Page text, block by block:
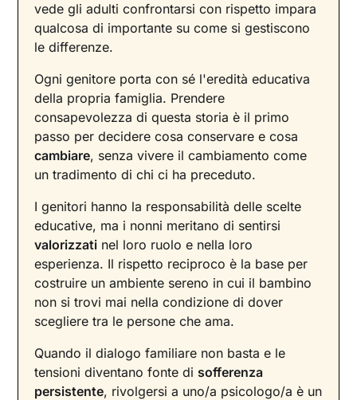
vede gli adulti confrontarsi con rispetto impara
qualcosa di importante su come si gestiscono
le differenze.
Ogni genitore porta con sé l'eredità educativa
della propria famiglia. Prendere
consapevolezza di questa storia è il primo
passo per decidere cosa conservare e cosa
cambiare, senza vivere il cambiamento come
un tradimento di chi ci ha preceduto.
I genitori hanno la responsabilità delle scelte
educative, ma i nonni meritano di sentirsi
valorizzati nel loro ruolo e nella loro
esperienza. Il rispetto reciproco è la base per
costruire un ambiente sereno in cui il bambino
non si trovi mai nella condizione di dover
scegliere tra le persone che ama.
Quando il dialogo familiare non basta e le
tensioni diventano fonte di sofferenza
persistente, rivolgersi a uno/a psicologo/a è un